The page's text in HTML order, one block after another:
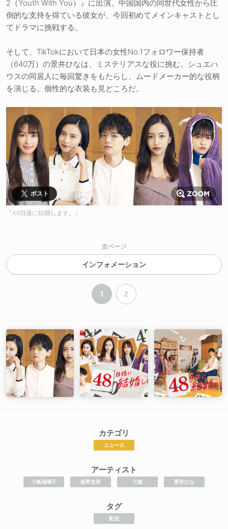
2（Youth With You）』に出演。中国国内の同世代女性から圧
倒的な支持を得ている彼女が、今回初めてメインキャストとし
てドラマに挑戦する。
そして、TikTokにおいて日本の女性No.1フォロワー保持者
（640万）の景井ひなは、ミステリアスな役に挑む。シュエハ
ウスの同居人に毎回驚きをもたらし、ムードメーカー的な役柄
を演じる。個性的な衣装も見どころだ。
ポスト
『48日後に結婚します。』
次ページ
インフォメーション
1 2
カテゴリ
ニュース
アーティスト
小島瑠璃子 板野友美 七穂 景井ひな
タグ
配信